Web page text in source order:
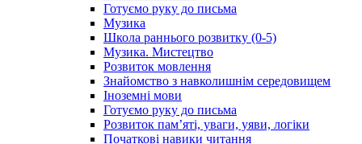
Готуємо руку до письма
Музика
Школа раннього розвитку (0-5)
Музика. Мистецтво
Розвиток мовлення
Знайомство з навколишнім середовищем
Іноземні мови
Готуємо руку до письма
Розвиток пам’яті, уваги, уяви, логіки
Початкові навики читання